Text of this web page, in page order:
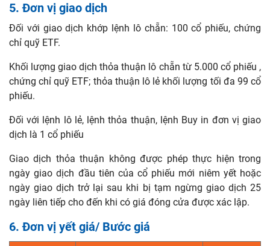
5. Đơn vị giao dịch
Đối với giao dịch khớp lệnh lô chẵn: 100 cổ phiếu, chứng
chỉ quỹ ETF.
Khối lượng giao dịch thỏa thuận lô chẵn từ 5.000 cổ phiếu ,
chứng chỉ quỹ ETF; thỏa thuận lô lẻ khối lượng tối đa 99 cổ
phiếu.
Đối với lệnh lô lẻ, lệnh thỏa thuận, lệnh Buy in đơn vị giao
dịch là 1 cổ phiếu
Giao dịch thỏa thuận không được phép thực hiện trong
ngày giao dịch đầu tiên của cổ phiếu mới niêm yết hoặc
ngày giao dịch trở lại sau khi bị tạm ngừng giao dịch 25
ngày liên tiếp cho đến khi có giá đóng cửa được xác lập.
6. Đơn vị yết giá/ Bước giá